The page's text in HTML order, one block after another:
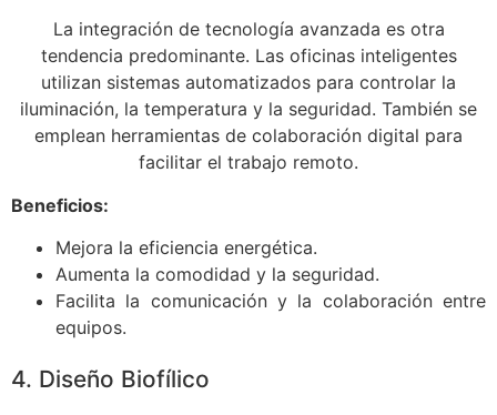
La integración de tecnología avanzada es otra
tendencia predominante. Las oficinas inteligentes
utilizan sistemas automatizados para controlar la
iluminación, la temperatura y la seguridad. También se
emplean herramientas de colaboración digital para
facilitar el trabajo remoto.
Beneficios:
Mejora la eficiencia energética.
Aumenta la comodidad y la seguridad.
Facilita la comunicación y la colaboración entre
equipos.
4. Diseño Biofílico